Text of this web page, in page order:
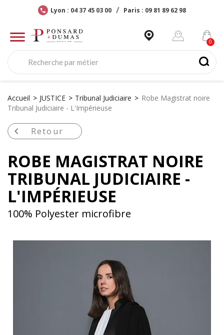
Lyon : 04 37 45 03 00 Paris : 09 81 89 62 98
Accueil JUSTICE Tribunal Judiciaire
Robe Magistrat noire
Tribunal Judiciaire - L'Impérieuse
 Retour
ROBE MAGISTRAT NOIRE
TRIBUNAL JUDICIAIRE -
L'IMPÉRIEUSE
100% Polyester microfibre